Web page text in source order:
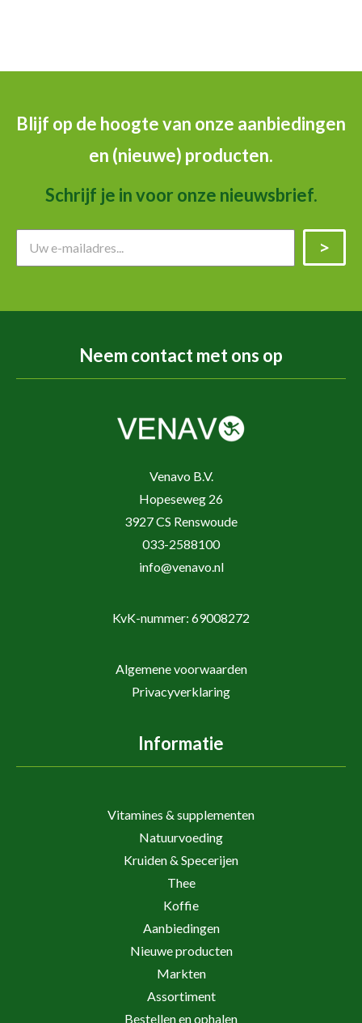
Blijf op de hoogte van onze aanbiedingen
en (nieuwe) producten.
Schrijf je in voor onze nieuwsbrief.
Neem contact met ons op
Venavo B.V.
Hopeseweg 26
3927 CS Renswoude
033-2588100
info@venavo.nl
KvK-nummer: 69008272
Algemene voorwaarden
Privacyverklaring
Informatie
Vitamines & supplementen
Natuurvoeding
Kruiden & Specerijen
Thee
Koffie
Aanbiedingen
Nieuwe producten
Markten
Assortiment
Bestellen en ophalen